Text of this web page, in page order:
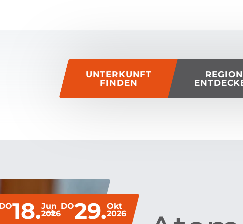
UNTERKUNFT
FINDEN
REGION
DO18.Jun
2026
DO29.Okt
2026